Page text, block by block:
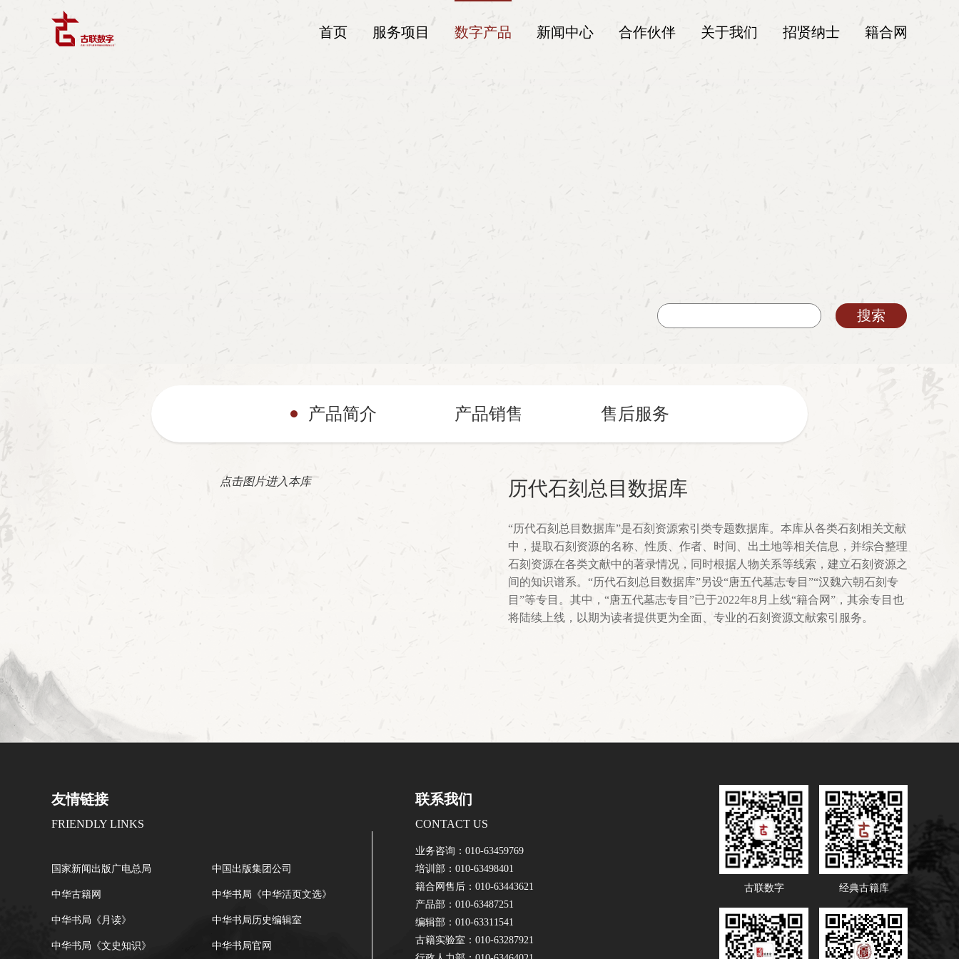
首页 服务项目 数字产品 新闻中心 合作伙伴 关于我们 招贤纳士 籍合网
搜索
产品简介 产品销售 售后服务
点击图片进入本库 历代石刻总目数据库
“历代石刻总目数据库”是石刻资源索引类专题数据库。本库从各类石刻相关文献
中，提取石刻资源的名称、性质、作者、时间、出土地等相关信息，并综合整理
石刻资源在各类文献中的著录情况，同时根据人物关系等线索，建立石刻资源之
间的知识谱系。“历代石刻总目数据库”另设“唐五代墓志专目”“汉魏六朝石刻专
目”等专目。其中，“唐五代墓志专目”已于2022年8月上线“籍合网”，其余专目也
将陆续上线，以期为读者提供更为全面、专业的石刻资源文献索引服务。
友情链接
FRIENDLY LINKS
国家新闻出版广电总局 中国出版集团公司
中华古籍网 中华书局《中华活页文选》
中华书局《月读》 中华书局历史编辑室
中华书局《文史知识》 中华书局官网
联系我们
CONTACT US
业务咨询：010-63459769
培训部：010-63498401
籍合网售后：010-63443621
产品部：010-63487251
编辑部：010-63311541
古籍实验室：010-63287921
古联数字 经典古籍库